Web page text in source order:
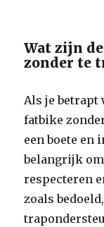
Wat zijn
zonder te
Als je betrapt
fatbike
een boete en
belangrijk
respecteren
zoals